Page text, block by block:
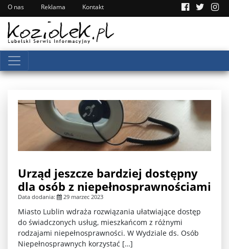
O nas Reklama Kontakt
Urząd jeszcze bardziej dostępny
dla osób z niepełnosprawnościami
Data dodania: 29 marzec 2023
Miasto Lublin wdraża rozwiązania ułatwiające dostęp
do świadczonych usług, mieszkańcom z różnymi
rodzajami niepełnosprawności. W Wydziale ds. Osób
Niepełnosprawnych korzystać […]